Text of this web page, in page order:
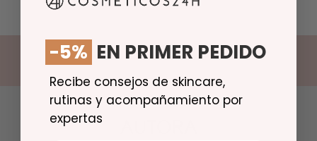
-5% EN PRIMER PEDIDO
Recibe consejos de skincare,
rutinas y acompañamiento por
expertas